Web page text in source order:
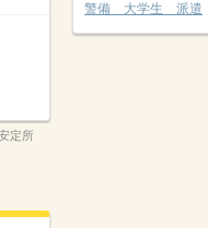
定所
警備 大学生 派遣